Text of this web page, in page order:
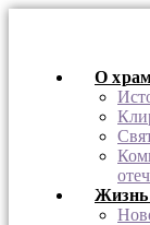
О
Жизнь